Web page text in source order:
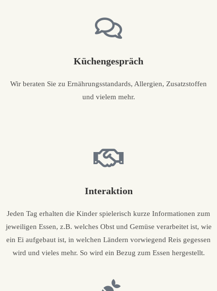
Küchengespräch
Wir beraten Sie zu Ernährungsstandards, Allergien, Zusatzstoffen
und vielem mehr.
Interaktion
Jeden Tag erhalten die Kinder spielerisch kurze Informationen zum
jeweiligen Essen, z.B. welches Obst und Gemüse verarbeitet ist, wie
ein Ei aufgebaut ist, in welchen Ländern vorwiegend Reis gegessen
wird und vieles mehr. So wird ein Bezug zum Essen hergestellt.